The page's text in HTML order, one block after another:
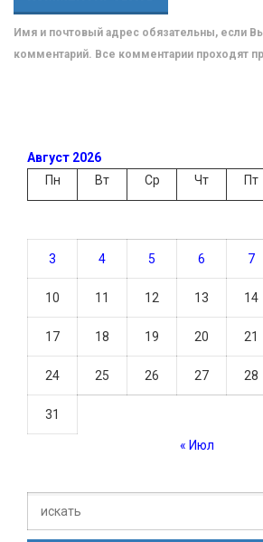
Имя и почтовый адрес обязательны, если
комментарий. Все комментарии проходят
Август 2026
Пн
Вт Ср Чт Пт
3 4 5 6 7
10 11 12 13 14
17 18 19 20 21
24 25 26 27 28
31
« Июл